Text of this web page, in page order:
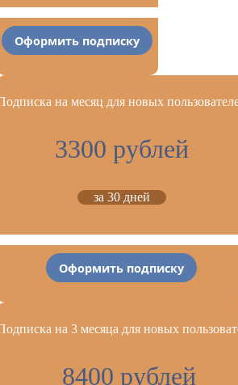
Оформить подписку
на месяц для новых
3300 рублей
за 30 дней
Оформить подписку
на 3 месяца для новых
8400 рублей